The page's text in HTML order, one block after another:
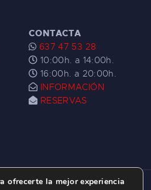
CONTACTA
637 47 53 28
10:00h. a 14:00h.
16:00h. a 20:00h.
INFORMACIÓN
RESERVAS
ofrecerte la mejor experiencia